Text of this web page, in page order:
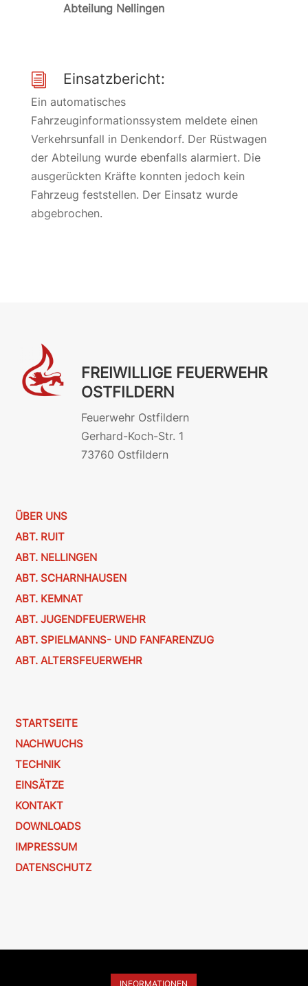
Abteilung Nellingen
i Einsatzbericht:
Ein automatisches
Fahrzeuginformationssystem meldete einen
Verkehrsunfall in Denkendorf. Der Rüstwagen
der Abteilung wurde ebenfalls alarmiert. Die
ausgerückten Kräfte konnten jedoch kein
Fahrzeug feststellen. Der Einsatz wurde
abgebrochen.
FREIWILLIGE FEUERWEHR
OSTFILDERN
Feuerwehr Ostfildern
Gerhard-Koch-Str. 1
73760 Ostfildern
ÜBER UNS
ABT. RUIT
ABT. NELLINGEN
ABT. SCHARNHAUSEN
ABT. KEMNAT
ABT. JUGENDFEUERWEHR
ABT. SPIELMANNS- UND FANFARENZUG
ABT. ALTERSFEUERWEHR
STARTSEITE
NACHWUCHS
TECHNIK
EINSÄTZE
KONTAKT
DOWNLOADS
IMPRESSUM
DATENSCHUTZ
INFORMATIONEN